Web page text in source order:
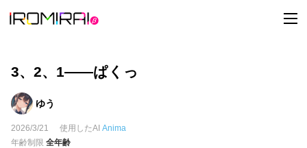
t
o
3、2、1――ぱくっ
ゆう
2026/3/21 使用したAI Anima
年齢制限 全年齢